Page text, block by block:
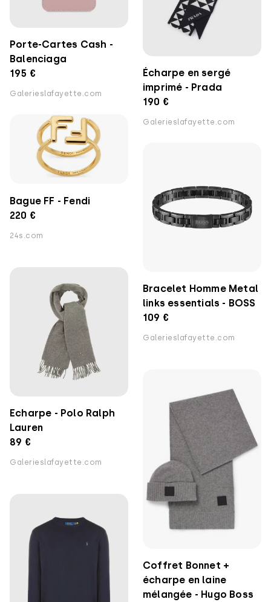
Porte-Cartes Cash -
Balenciaga
195 €
Galerieslafayette.com
Écharpe en sergé
imprimé - Prada
190 €
Galerieslafayette.com
Bague FF - Fendi
220 €
24s.com
Bracelet Homme Metal
links essentials - BOSS
109 €
Galerieslafayette.com
Echarpe - Polo Ralph
Lauren
89 €
Galerieslafayette.com
Coffret Bonnet +
écharpe en laine
mélangée - Hugo Boss